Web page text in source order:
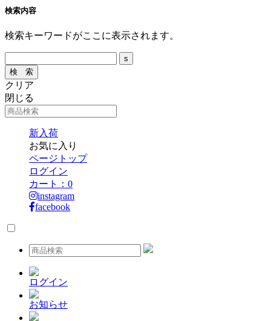
検索内容
検索キーワードがここに表示されます。
クリア
閉じる
新入荷
お気に入り
ページトップ
ログイン
カート： 0
instagram
facebook
ログイン
お知らせ